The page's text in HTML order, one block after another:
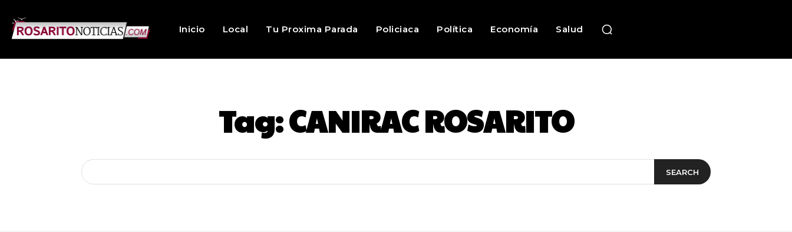
Inicio Local Tu Proxima Parada Policiaca Política Economía Salud
Tag:CANIRAC ROSARITO
SEARCH